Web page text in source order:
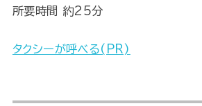
所要時間 約25分
タクシーが呼べる(PR)